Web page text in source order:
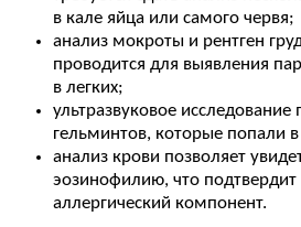
в кале яйца или самого червя;
анализ мокроты и рентген
проводится для выявления
в легких;
ультразвуковое
гельминтов, которые попали
анализ крови позволяет
эозинофилию, что подтвердит
аллергический компонент.